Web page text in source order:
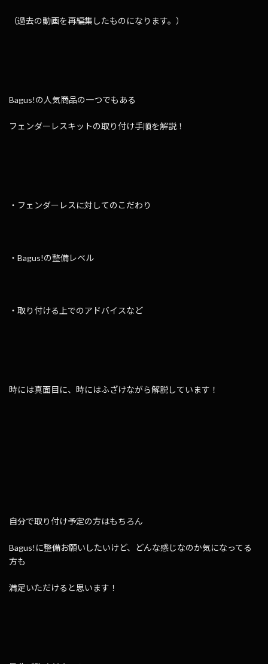
（過去の動画を再編集したものになります。）
Bagus!の人気商品の一つでもある
フェンダーレスキットの取り付け手順を解説！
・フェンダーレスに対してのこだわり
・Bagus!の整備レベル
・取り付ける上でのアドバイスなど
時には真面目に、時にはふざけながら解説しています！
自分で取り付け予定の方はもちろん
Bagus!に整備お願いしたいけど、どんな感じなのか気になってる
方も
満足いただけると思います！